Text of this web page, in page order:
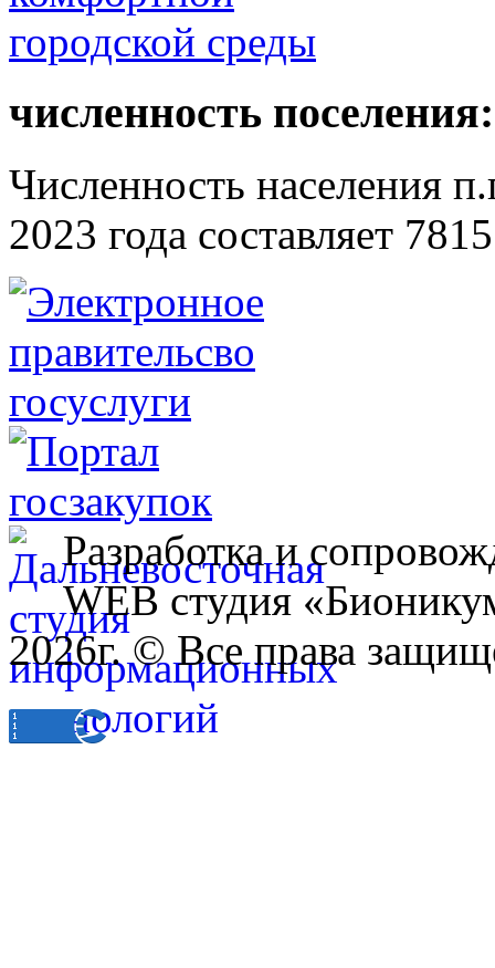
численность поселения:
Численность населения
2023 года составляет
Разработка и
WEB студия
2026г. © Все права